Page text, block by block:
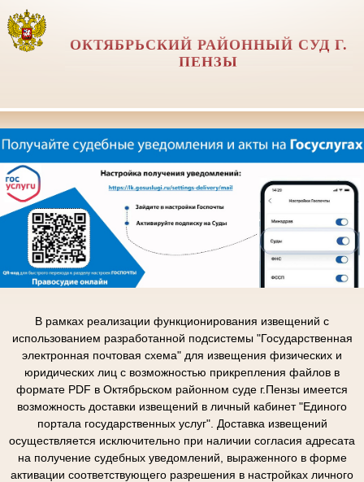
ОКТЯБРЬСКИЙ РАЙОННЫЙ СУД Г.
ПЕНЗЫ
В рамках реализации функционирования извещений с
использованием разработанной подсистемы "Государственная
электронная почтовая схема" для извещения физических и
юридических лиц с возможностью прикрепления файлов в
формате PDF в Октябрьском районном суде г.Пензы имеется
возможность доставки извещений в личный кабинет "Единого
портала государственных услуг". Доставка извещений
осуществляется исключительно при наличии согласия адресата
на получение судебных уведомлений, выраженного в форме
активации соответствующего разрешения в настройках личного